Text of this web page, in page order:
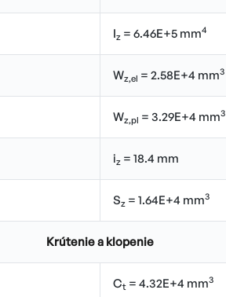
Iz = 6.46E+5 mm4
Wz,el = 2.58E+4 mm3
Wz,pl = 3.29E+4 mm3
iz = 18.4 mm
Sz = 1.64E+4 mm3
Krútenie a klopenie
Ct = 4.32E+4 mm3